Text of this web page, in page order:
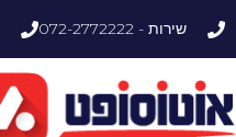
דילוג
לתוכן
שירות - 072-2772222